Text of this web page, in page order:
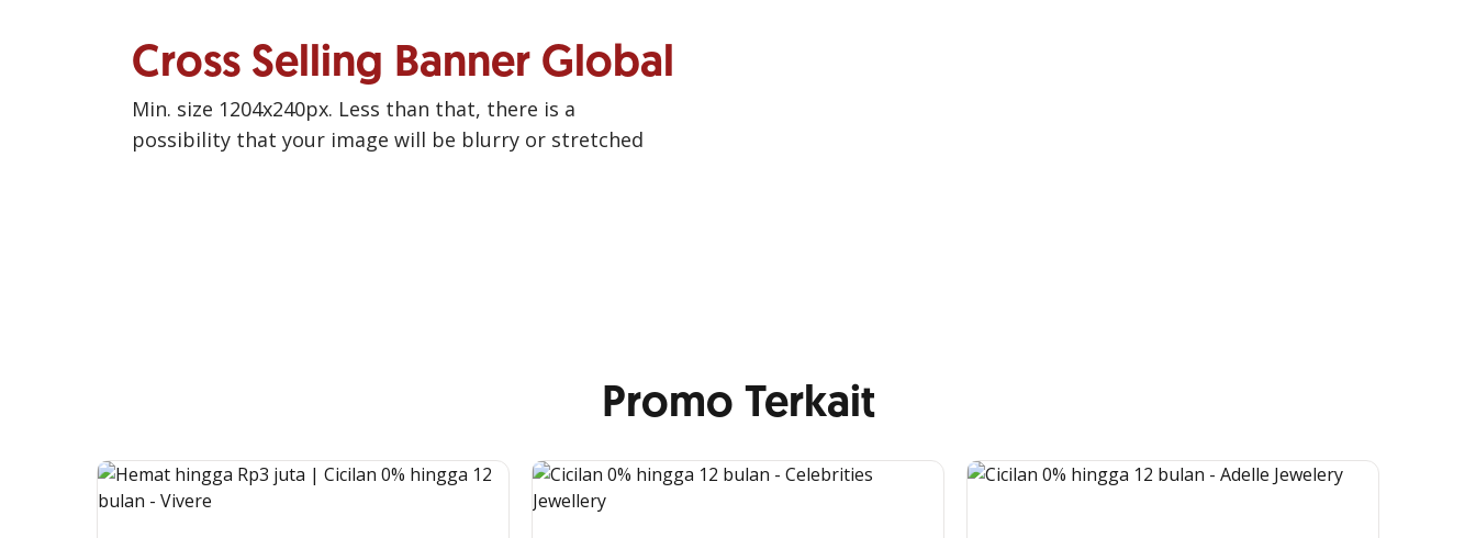
Cross Selling Banner Global
Min. size 1204x240px. Less than that, there is a
possibility that your image will be blurry or stretched
Promo Terkait